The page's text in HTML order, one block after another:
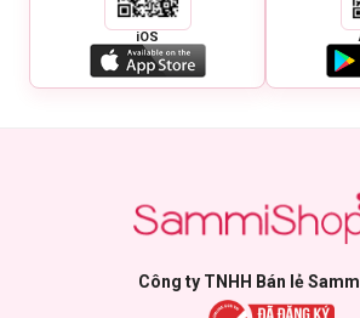
iOS
Công ty TNHH Bán lẻ